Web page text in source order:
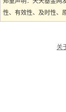
性、有效性、及时性、
关